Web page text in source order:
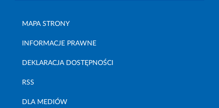
MAPA STRONY
INFORMACJE PRAWNE
DEKLARACJA DOSTĘPNOŚCI
RSS
DLA MEDIÓW